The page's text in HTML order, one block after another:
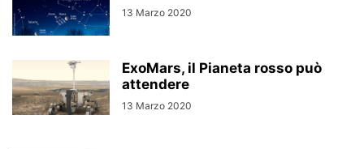
13 Marzo 2020
ExoMars, il Pianeta rosso può
attendere
13 Marzo 2020